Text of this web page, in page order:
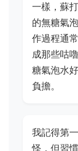
一樣，蘇
的無糖氣
作過程通
成那些咕
糖氣泡水
負擔。
我記得第
怪，但習